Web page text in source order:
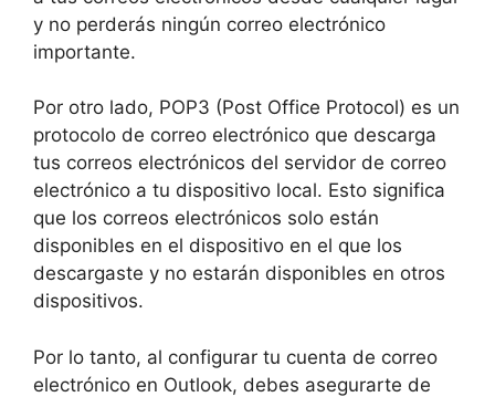
y no perderás ningún correo electrónico
importante.
Por otro lado, POP3 (Post Office Protocol) es un
protocolo de correo electrónico que descarga
tus correos electrónicos del servidor de correo
electrónico a tu dispositivo local. Esto significa
que los correos electrónicos solo están
disponibles en el dispositivo en el que los
descargaste y no estarán disponibles en otros
dispositivos.
Por lo tanto, al configurar tu cuenta de correo
electrónico en Outlook, debes asegurarte de